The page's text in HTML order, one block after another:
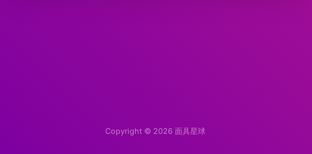
Copyright © 2026 面具星球